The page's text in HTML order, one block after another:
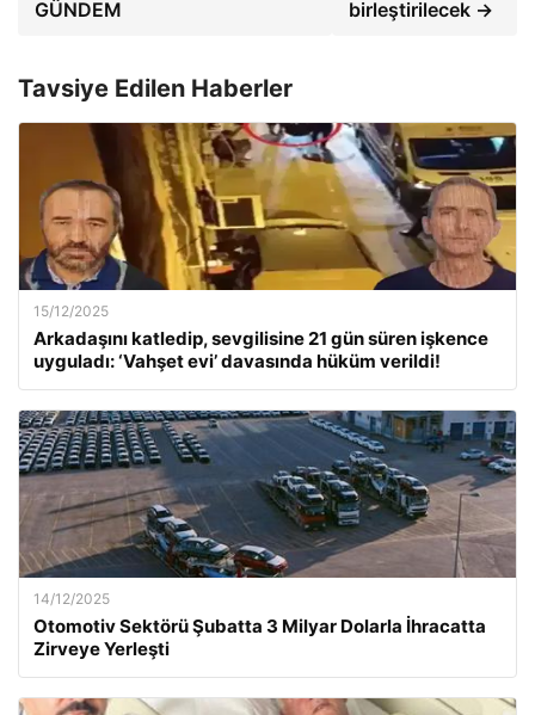
GÜNDEM
birleştirilecek →
Tavsiye Edilen Haberler
15/12/2025
Arkadaşını katledip, sevgilisine 21 gün süren işkence
uyguladı: ‘Vahşet evi’ davasında hüküm verildi!
14/12/2025
Otomotiv Sektörü Şubatta 3 Milyar Dolarla İhracatta
Zirveye Yerleşti